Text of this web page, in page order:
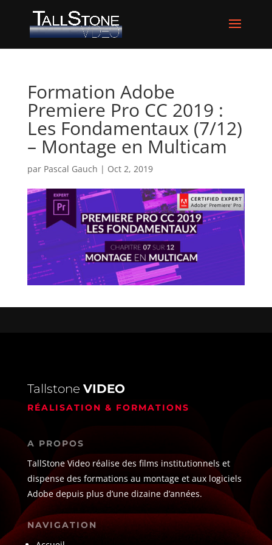
Formation Adobe
Premiere Pro CC 2019 :
Les Fondamentaux (7/12)
– Montage en Multicam
par Pascal Gauch | Oct 2, 2019
Tallstone VIDEO
RÉALISATION & FORMATIONS
A PROPOS
TallStone Video réalise des films institutionnels et
dispense des formations au montage et aux logiciels
Adobe depuis plus d’une dizaine d’années.
NAVIGATION